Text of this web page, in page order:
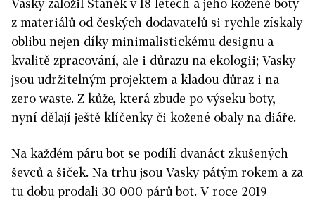
Vasky založil Staněk v 18 letech a jeho kožené boty
z materiálů od českých dodavatelů si rychle získaly
oblibu nejen díky minimalistickému designu a
kvalitě zpracování, ale i důrazu na ekologii; Vasky
jsou udržitelným projektem a kladou důraz i na
zero waste. Z kůže, která zbude po výseku boty,
nyní dělají ještě klíčenky či kožené obaly na diáře.
Na každém páru bot se podílí dvanáct zkušených
ševců a šiček. Na trhu jsou Vasky pátým rokem a za
tu dobu prodali 30 000 párů bot. V roce 2019